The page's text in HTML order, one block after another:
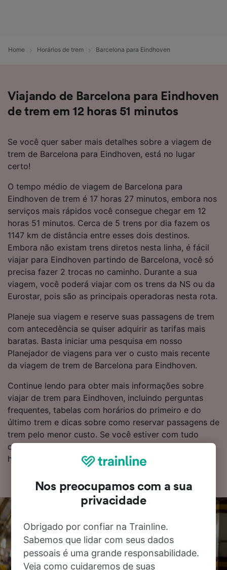
Home Horários de trem Barcelona para Eindhoven
Viajando de Barcelona para Eindhoven
de trem em 12 horas 51 minutos
Se você quer saber mais detalhes sobre a viagem de
trem de Barcelona para Eindhoven, está no lugar
certo!
O tempo médio de viagem de Barcelona para
Eindhoven de trem é 17 horas 27 minutos, embora nos
serviços mais rápidos você consegue chegar em 12
horas 51 minutos. Cerca de 5 trens por dia fazem os
1147 km de distância entre esses dois destinos.
Embora não existam trens diretos nesta linha, é fácil
viajar para Eindhoven partindo de Barcelona, você só
precisa fazer 2 trocas no caminho. Durante a sua
viagem, você poderá viajar com os trens da NS ou da
Eurostar, pois são as principais operadoras nesta rota.
Planeje sua viagem e reserve suas passagens de trem
com antecedência se quiser adquirir as tarifas mais
baratas. Basta iniciar uma pesquisa em nosso
Planejador de viagens para ver o custo mais recente
da viagem de trem de Barcelona para Eindhoven.
Continue lendo para obter mais informações sobre
viajar de trem para Eindhoven, incluindo perguntas
frequentes, tabelas com horários do primeiro e do
último trem e dicas sobre como reservar passagens de
trem pelo menor custo. Se você estiver com tudo
certo para reservar, comece uma busca por bilhetes
hoje mesmo.
Nos preocupamos com a sua
privacidade
Obrigado por confiar na Trainline.
Sabemos que lidar com seus dados
pessoais é uma grande responsabilidade.
Veja como cuidaremos de suas